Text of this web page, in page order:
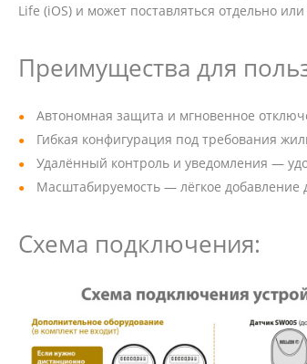
Life (iOS) и может поставляться отдельно
Преимущества для
Автономная защита и мгновенное
Гибкая конфигурация под требования
Удалённый контроль и уведомления —
Масштабируемость — лёгкое добавление
Схема подключения: